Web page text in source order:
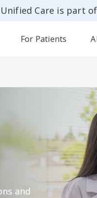
Unified Care is part of
For Patients
and